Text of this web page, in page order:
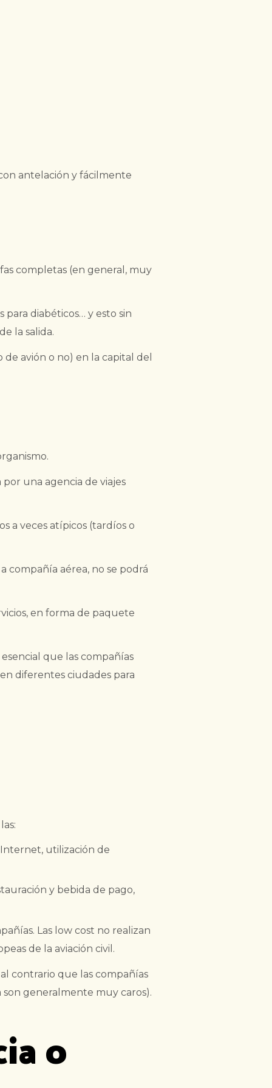
antelación y fácilmente
completas (en general, muy
diabéticos… y esto sin
la salida.
avión o no) en la capital del
una agencia de viajes
a veces atípicos (tardíos o
compañía aérea, no se podrá
en forma de paquete
que las compañías
diferentes ciudades para
utilización de
y bebida de pago,
Las low cost no realizan
de la aviación civil.
contrario que las compañías
generalmente muy caros).
o